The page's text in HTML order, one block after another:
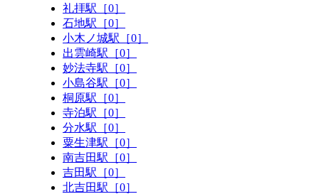
礼拝駅［0］
石地駅［0］
小木ノ城駅［0］
出雲崎駅［0］
妙法寺駅［0］
小島谷駅［0］
桐原駅［0］
寺泊駅［0］
分水駅［0］
粟生津駅［0］
南吉田駅［0］
吉田駅［0］
北吉田駅［0］